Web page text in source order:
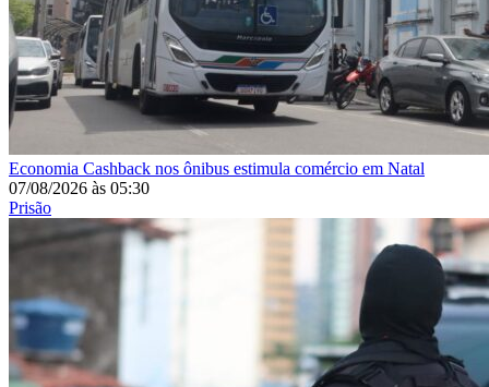
Economia Cashback nos ônibus estimula comércio em Natal
07/08/2026 às 05:30
Prisão